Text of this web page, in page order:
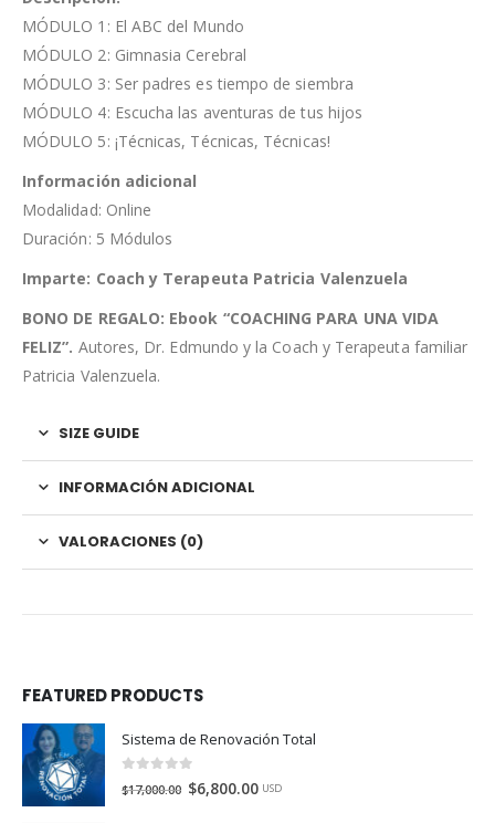
MÓDULO 1: El ABC del Mundo
MÓDULO 2: Gimnasia Cerebral
MÓDULO 3: Ser padres es tiempo de siembra
MÓDULO 4: Escucha las aventuras de tus hijos
MÓDULO 5: ¡Técnicas, Técnicas, Técnicas!
Información adicional
Modalidad: Online
Duración: 5 Módulos
Imparte: Coach y Terapeuta Patricia Valenzuela
BONO DE REGALO: Ebook “COACHING PARA UNA VIDA
FELIZ”. Autores, Dr. Edmundo y la Coach y Terapeuta familiar
Patricia Valenzuela.
SIZE GUIDE
INFORMACIÓN ADICIONAL
VALORACIONES (0)
FEATURED PRODUCTS
Sistema de Renovación Total
$17,000.00 $6,800.00 USD